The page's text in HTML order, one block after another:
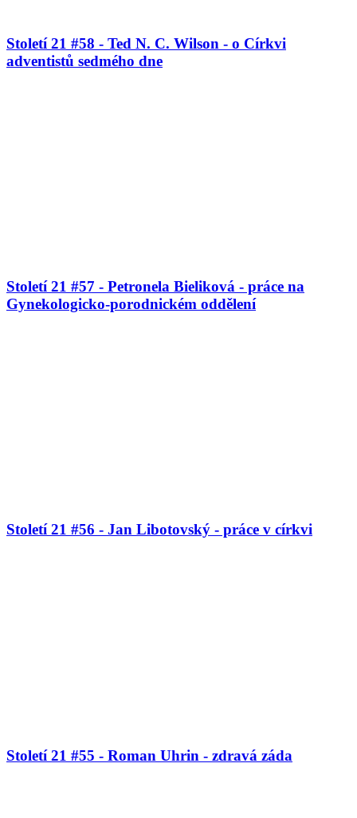
Století 21 #58 - Ted N. C. Wilson - o Církvi
adventistů sedmého dne
Století 21 #57 - Petronela Bieliková - práce na
Gynekologicko-porodnickém oddělení
Století 21 #56 - Jan Libotovský - práce v církvi
Století 21 #55 - Roman Uhrin - zdravá záda